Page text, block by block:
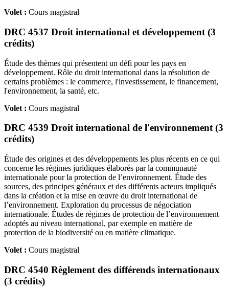
Volet : Cours magistral
DRC 4537 Droit international et développement (3
crédits)
Étude des thèmes qui présentent un défi pour les pays en
développement. Rôle du droit international dans la résolution de
certains problèmes : le commerce, l'investissement, le financement,
l'environnement, la santé, etc.
Volet : Cours magistral
DRC 4539 Droit international de l'environnement (3
crédits)
Étude des origines et des développements les plus récents en ce qui
concerne les régimes juridiques élaborés par la communauté
internationale pour la protection de l’environnement. Étude des
sources, des principes généraux et des différents acteurs impliqués
dans la création et la mise en œuvre du droit international de
l’environnement. Exploration du processus de négociation
internationale. Études de régimes de protection de l’environnement
adoptés au niveau international, par exemple en matière de
protection de la biodiversité ou en matière climatique.
Volet : Cours magistral
DRC 4540 Règlement des différends internationaux
(3 crédits)